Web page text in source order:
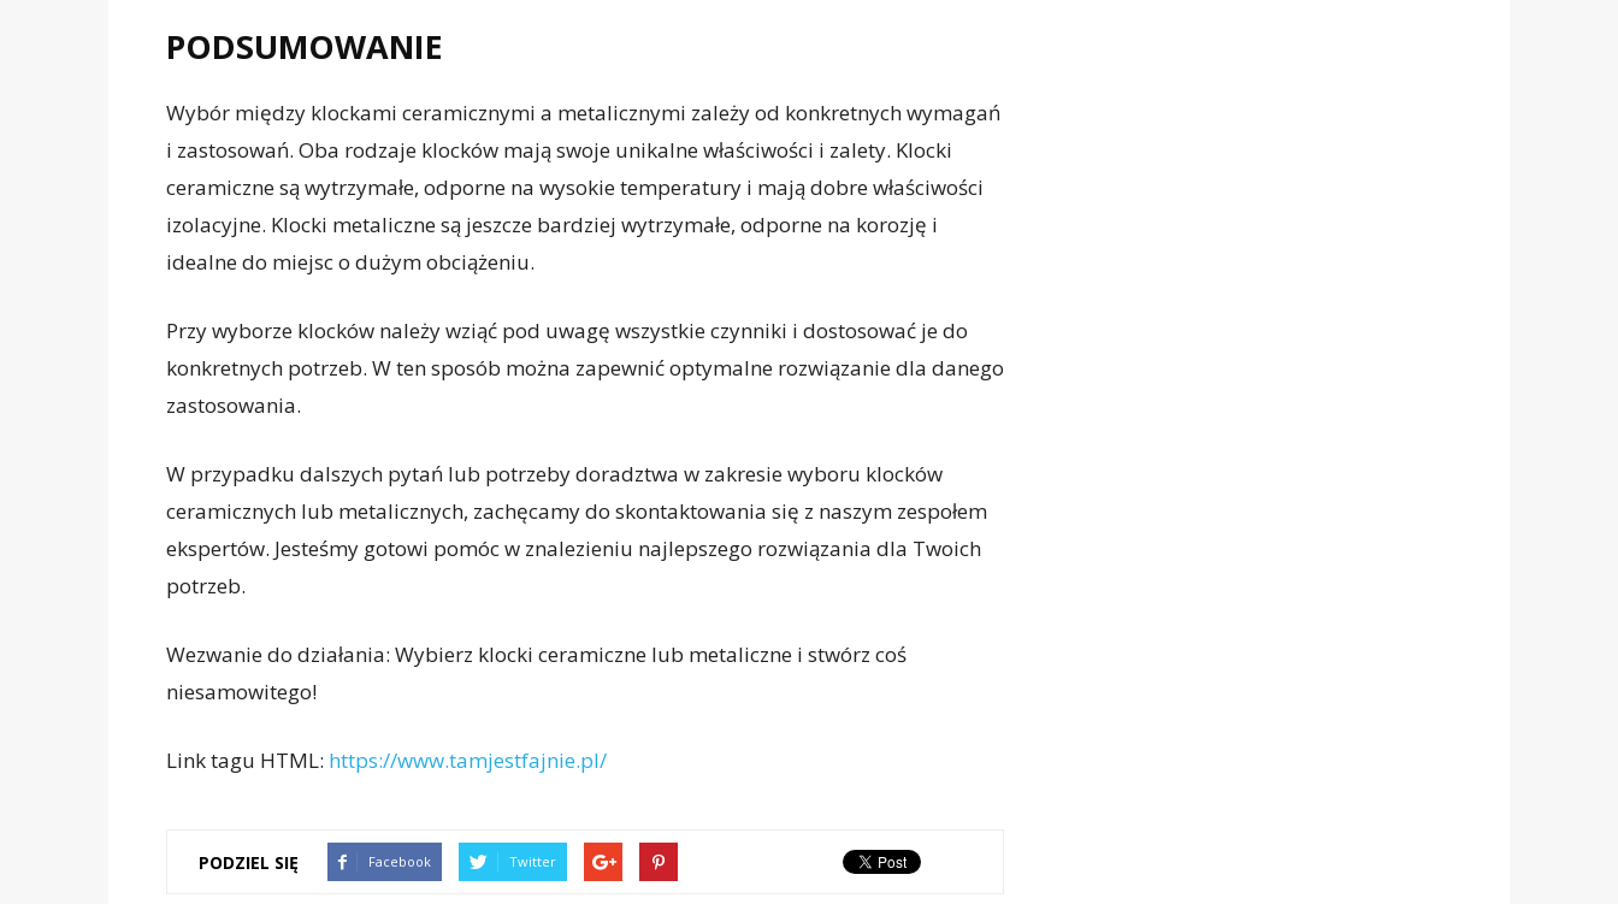
PODSUMOWANIE
Wybór między klockami ceramicznymi a metalicznymi zależy od konkretnych wymagań
i zastosowań. Oba rodzaje klocków mają swoje unikalne właściwości i zalety. Klocki
ceramiczne są wytrzymałe, odporne na wysokie temperatury i mają dobre właściwości
izolacyjne. Klocki metaliczne są jeszcze bardziej wytrzymałe, odporne na korozję i
idealne do miejsc o dużym obciążeniu.
Przy wyborze klocków należy wziąć pod uwagę wszystkie czynniki i dostosować je do
konkretnych potrzeb. W ten sposób można zapewnić optymalne rozwiązanie dla danego
zastosowania.
W przypadku dalszych pytań lub potrzeby doradztwa w zakresie wyboru klocków
ceramicznych lub metalicznych, zachęcamy do skontaktowania się z naszym zespołem
ekspertów. Jesteśmy gotowi pomóc w znalezieniu najlepszego rozwiązania dla Twoich
potrzeb.
Wezwanie do działania: Wybierz klocki ceramiczne lub metaliczne i stwórz coś
niesamowitego!
Link tagu HTML: https://www.tamjestfajnie.pl/
PODZIEL SIĘ Facebook Twitter